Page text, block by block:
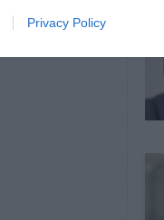
Privacy Policy